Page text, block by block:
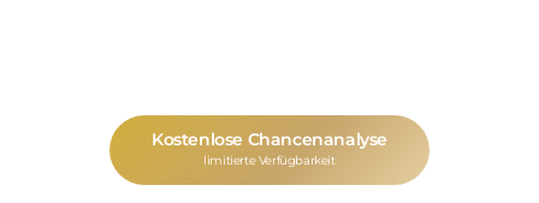
Kostenlose Chancenanalyse
limitierte Verfügbarkeit
Kostenlose Chancenanalyse
Universitäten